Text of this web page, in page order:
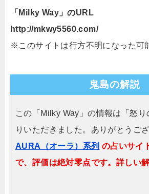
「Milky Way」のURL
http://mkwy5560.com/
※このサイトは行方不明になった可
鬼島の解説
この「Milky Way」の情報は「怒り
りいただきました。ありがとうご
AURA（オーラ）系列 の占いサイ
で、評価は絶対零点です。詳しい